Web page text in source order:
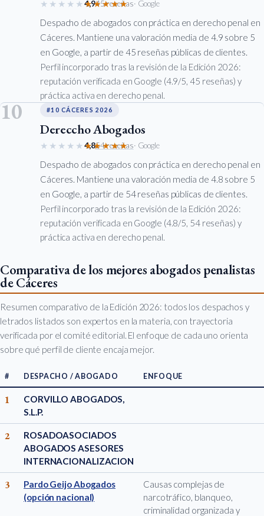
★★★★★★★★★★
4,945 reseñas· Google
Despacho de abogados con práctica en derecho penal en
Cáceres. Mantiene una valoración media de 4.9 sobre 5
en Google, a partir de 45 reseñas públicas de clientes.
Perfil incorporado tras la revisión de la Edición 2026:
reputación verificada en Google (4.9/5, 45 reseñas) y
práctica activa en derecho penal.
10 #10 CÁCERES 2026
Dereccho Abogados
★★★★★★★★★★
4,854 reseñas· Google
Despacho de abogados con práctica en derecho penal en
Cáceres. Mantiene una valoración media de 4.8 sobre 5
en Google, a partir de 54 reseñas públicas de clientes.
Perfil incorporado tras la revisión de la Edición 2026:
reputación verificada en Google (4.8/5, 54 reseñas) y
práctica activa en derecho penal.
Comparativa de los mejores abogados penalistas
de Cáceres
Resumen comparativo de la Edición 2026: todos los despachos y
letrados listados son expertos en la materia, con trayectoria
verificada por el comité editorial. El enfoque de cada uno orienta
sobre qué perfil de cliente encaja mejor.
# DESPACHO / ABOGADO ENFOQUE
1
CORVILLO ABOGADOS,
S.L.P.
2
ROSADOASOCIADOS
ABOGADOS ASESORES
INTERNACIONALIZACION
3
Pardo Geijo Abogados
(opción nacional)
Causas complejas de
narcotráfico, blanqueo,
criminalidad organizada y